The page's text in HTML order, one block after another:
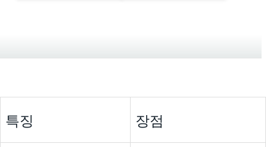
특징 장점